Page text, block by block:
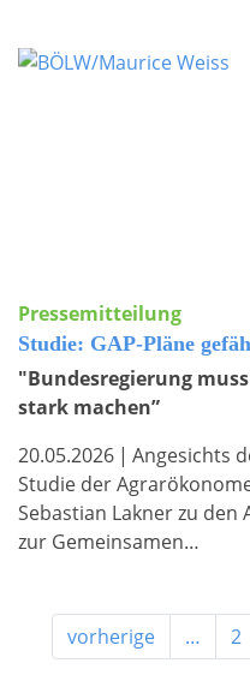
Pressemitteilung
Studie: GAP-Pläne
"Bundesregierung
stark machen”
20.05.2026 | Angesichts
Studie der
Sebastian Lakner zu
zur Gemeinsamen…
vorherige … 2